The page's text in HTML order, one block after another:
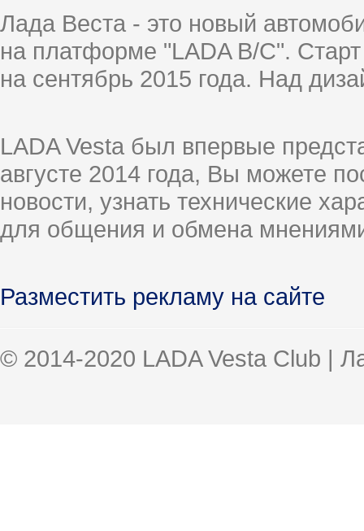
Лада Веста - это новый
на платформе "LADA B/C".
на сентябрь 2015 года. Над
LADA Vesta был впервые
августе 2014 года, Вы можете
новости, узнать технические
для общения и обмена
Разместить рекламу на сайте
© 2014-2020 LADA Vesta Club |